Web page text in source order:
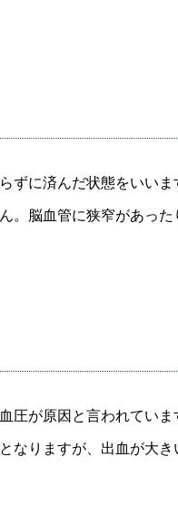
に済んだ状態をいい
脳血管に狭窄があっ
が原因と言われてい
りますが、出血が大き